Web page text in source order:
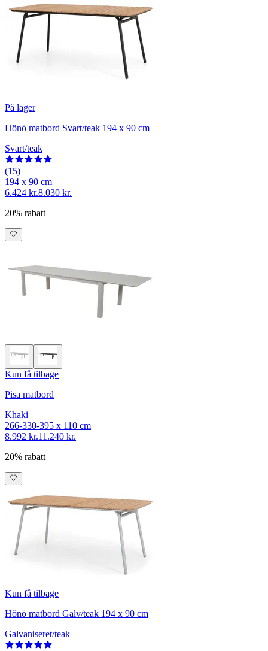
På lager
Hönö matbord Svart/teak 194 x 90 cm
Svart/teak
(15)
194 x 90 cm
6.424 kr.8.030 kr.
20% rabatt
Kun få tilbage
Pisa matbord
Khaki
266-330-395 x 110 cm
8.992 kr.11.240 kr.
20% rabatt
Kun få tilbage
Hönö matbord Galv/teak 194 x 90 cm
Galvaniseret/teak